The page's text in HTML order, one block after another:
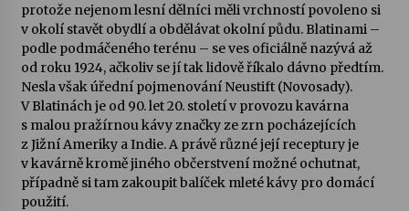
protože nejenom lesní dělníci měli vrchností povoleno si
v okolí stavět obydlí a obdělávat okolní půdu. Blatinami –
podle podmáčeného terénu – se ves oficiálně nazývá až
od roku 1924, ačkoliv se jí tak lidově říkalo dávno předtím.
Nesla však úřední pojmenování Neustift (Novosady).
V Blatinách je od 90. let 20. století v provozu kavárna
s malou pražírnou kávy značky ze zrn pocházejících
z Jižní Ameriky a Indie. A právě různé její receptury je
v kavárně kromě jiného občerstvení možné ochutnat,
případně si tam zakoupit balíček mleté kávy pro domácí
použití.